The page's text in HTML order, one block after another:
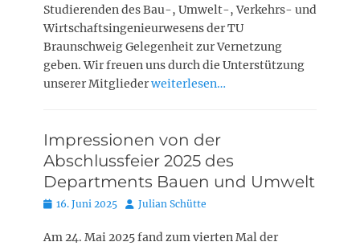
Studierenden des Bau-, Umwelt-, Verkehrs- und
Wirtschaftsingenieurwesens der TU
Braunschweig Gelegenheit zur Vernetzung
geben. Wir freuen uns durch die Unterstützung
unserer Mitgliederweiterlesen…
Impressionen von der
Abschlussfeier 2025 des
Departments Bauen und Umwelt
Posted
16. Juni 2025 AutorJulian Schütte
Am 24. Mai 2025 fand zum vierten Mal der